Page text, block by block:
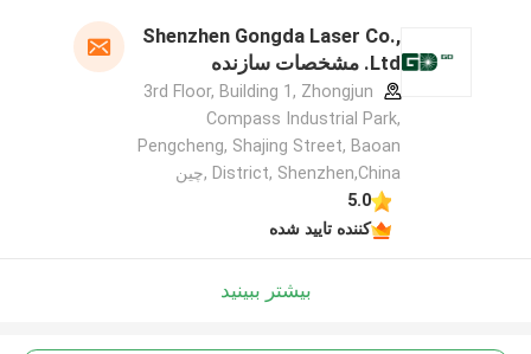
Shenzhen Gongda Laser Co.,
Ltd. مشخصات سازنده
3rd Floor, Building 1, Zhongjun
Compass Industrial Park,
Pengcheng, Shajing Street, Baoan
District, Shenzhen,China ,چین
5.0
کننده تایید شده
بیشتر ببینید